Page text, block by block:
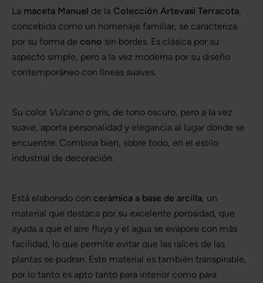
La maceta Manuel de la Colección Artevasi Terracota,
concebida como un homenaje familiar, se caracteriza
por su forma de cono sin bordes. Es clásica por su
aspecto simple, pero a la vez moderna por su diseño
contemporáneo con líneas suaves.
Su color Vulcanoo gris, de tono oscuro, pero a la vez
suave, aporta personalidad y elegancia al lugar donde se
encuentre. Combina bien, sobre todo, en el estilo
industrial de decoración.
Está elaborado con cerámica a base de arcilla, un
material que destaca por su excelente porosidad, que
ayuda a que el aire fluya y el agua se evapore con más
facilidad, lo que permite evitar que las raíces de las
plantas se pudran. Este material es también transpirable,
por lo tanto es apto tanto para interior como para